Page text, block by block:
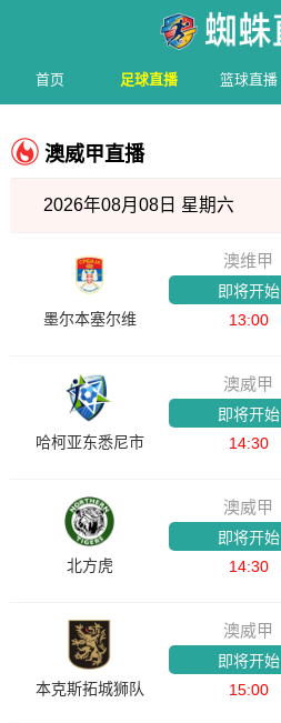
首页 足球直播 篮球直播
澳威甲直播
2026年08月08日 星期六
墨尔本塞尔维
澳维甲
即将开始
13:00
哈柯亚东悉尼市
澳威甲
即将开始
14:30
北方虎
澳威甲
即将开始
14:30
本克斯拓城狮队
澳威甲
即将开始
15:00